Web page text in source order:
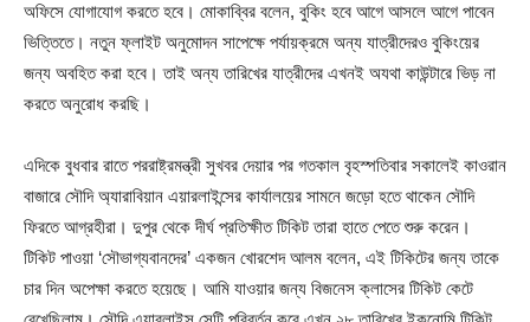
অফিসে যোগাযোগ করতে হবে। মোকাবি্বর বলেন, বুকিং হবে আগে আসলে আগে পাবেন
ভিত্তিতে। নতুন ফ্লাইট অনুমোদন সাপেক্ষে পর্যায়ক্রমে অন্য যাত্রীদেরও বুকিংয়ের
জন্য অবহিত করা হবে। তাই অন্য তারিখের যাত্রীদের এখনই অযথা কাউন্টারে ভিড় না
করতে অনুরোধ করছি।
এদিকে বুধবার রাতে পররাষ্ট্রমন্ত্রী সুখবর দেয়ার পর গতকাল বৃহস্পতিবার সকালেই কাওরান
বাজারে সৌদি অ্যারাবিয়ান এয়ারলাইন্সের কার্যালয়ের সামনে জড়ো হতে থাকেন সৌদি
ফিরতে আগ্রহীরা। দুপুর থেকে দীর্ঘ প্রতিক্ষীত টিকিট তারা হাতে পেতে শুরু করেন।
টিকিট পাওয়া ‘সৌভাগ্যবানদের’ একজন খোরশেদ আলম বলেন, এই টিকিটের জন্য তাকে
চার দিন অপেক্ষা করতে হয়েছে। আমি যাওয়ার জন্য বিজনেস ক্লাসের টিকিট কেটে